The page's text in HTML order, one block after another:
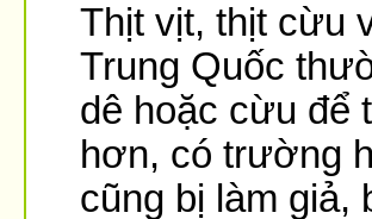
Thịt vịt, thịt cừu
Trung Quốc
dê hoặc cừu để
hơn, có trường
cũng bị làm giả,